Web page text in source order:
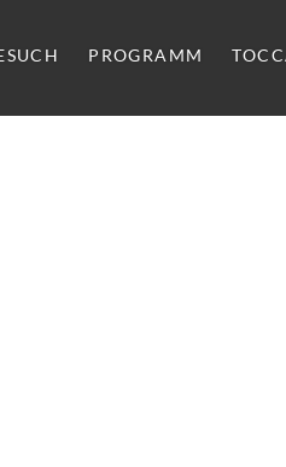
PROGRAMM